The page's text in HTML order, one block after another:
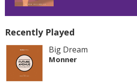
Recently Played
Big Dream
Monner